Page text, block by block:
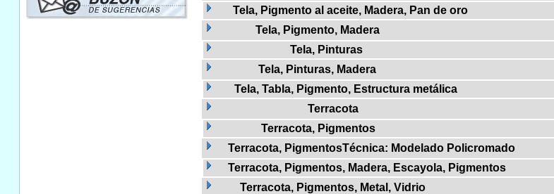
Tela, Pigmento al aceite, Madera, Pan de oro
Tela, Pigmento, Madera
Tela, Pinturas
Tela, Pinturas, Madera
Tela, Tabla, Pigmento, Estructura metálica
Terracota
Terracota, Pigmentos
Terracota, PigmentosTécnica: Modelado Policromado
Terracota, Pigmentos, Madera, Escayola, Pigmentos
Terracota, Pigmentos, Metal, Vidrio